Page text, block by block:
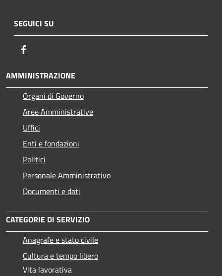
SEGUICI SU
AMMINISTRAZIONE
Organi di Governo
Aree Amministrative
Uffici
Enti e fondazioni
Politici
Personale Amministrativo
Documenti e dati
CATEGORIE DI SERVIZIO
Anagrafe e stato civile
Cultura e tempo libero
Vita lavorativa